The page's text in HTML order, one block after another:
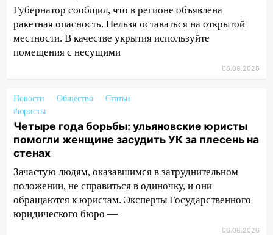
08:21 В Заволжском районе украли два
велосипеда
07:18 В Ульяновск идет
тридцатиградусная жара: какая будет
06:00
юристы помогли женщине засудить УК
за плесень на стенах
05:00
прибыль, а кому — испытания на
прочность
05.08.2026
22:58
Соцсети: на проспекте Тюленева
Губернатор сообщил, что в регионе объявлена
ракетная опасность. Нельзя оставаться на открытой
местности. В качестве укрытия используйте
помещения с несущими
06.08.2026
Новости Общество
Статьи
#юристы
Четыре года борьбы: ульяновские юристы
помогли женщине засудить УК за плесень на
стенах
Зачастую людям, оказавшимся в затруднительном
положении, не справиться в одиночку, и они
обращаются к юристам. Эксперты Государственного
юридического бюро —
06.08.2026